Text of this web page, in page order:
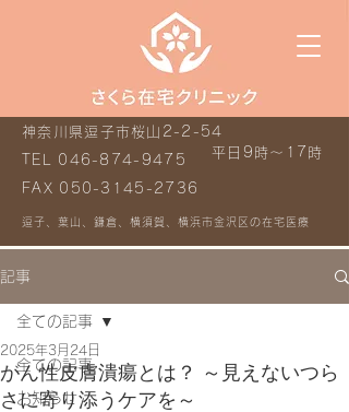
平日9時～17時
神奈川県逗子市桜山2-2-54
TEL 046-874-9475
FAX 050-3145-2736
逗子、葉山、鎌倉、横須賀、横浜市金沢区の在宅医療
記事
全ての記事
お知らせ
全ての記事
がん性皮膚潰瘍とは？ ～見えないつら
さに寄り添うケアを～
2025年3月24日